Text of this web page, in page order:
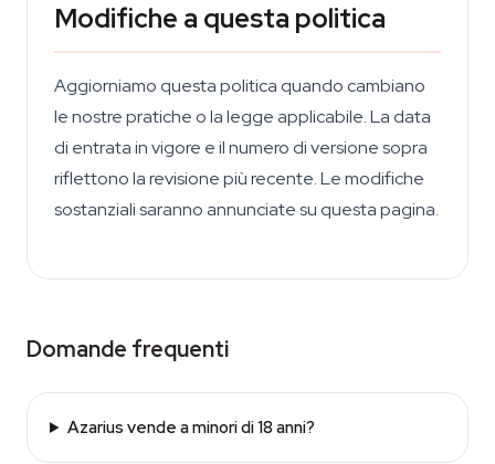
Modifiche a questa politica
Aggiorniamo questa politica quando cambiano
le nostre pratiche o la legge applicabile. La data
di entrata in vigore e il numero di versione sopra
riflettono la revisione più recente. Le modifiche
sostanziali saranno annunciate su questa pagina.
Domande frequenti
Azarius vende a minori di 18 anni?